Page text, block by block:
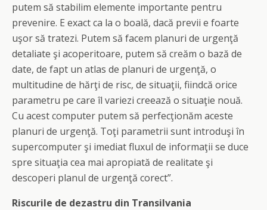
putem să stabilim elemente importante pentru
prevenire. E exact ca la o boală, dacă previi e foarte
uşor să tratezi. Putem să facem planuri de urgenţă
detaliate şi acoperitoare, putem să creăm o bază de
date, de fapt un atlas de planuri de urgenţă, o
multitudine de hărţi de risc, de situaţii, fiindcă orice
parametru pe care îl variezi creează o situaţie nouă.
Cu acest computer putem să perfecţionăm aceste
planuri de urgenţă. Toţi parametrii sunt introduşi în
supercomputer şi imediat fluxul de informaţii se duce
spre situaţia cea mai apropiată de realitate şi
descoperi planul de urgenţă corect”.
Riscurile de dezastru din Transilvania